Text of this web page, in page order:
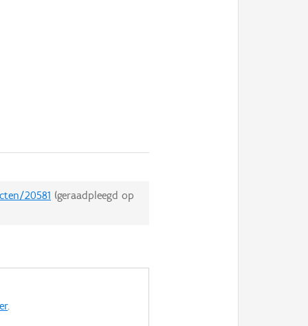
20581 (geraadpleegd op
.